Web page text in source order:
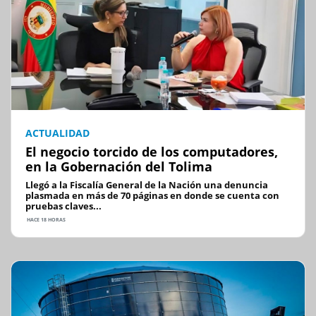
ACTUALIDAD
El negocio torcido de los computadores,
en la Gobernación del Tolima
Llegó a la Fiscalía General de la Nación una denuncia
plasmada en más de 70 páginas en donde se cuenta con
pruebas claves...
HACE 18 HORAS